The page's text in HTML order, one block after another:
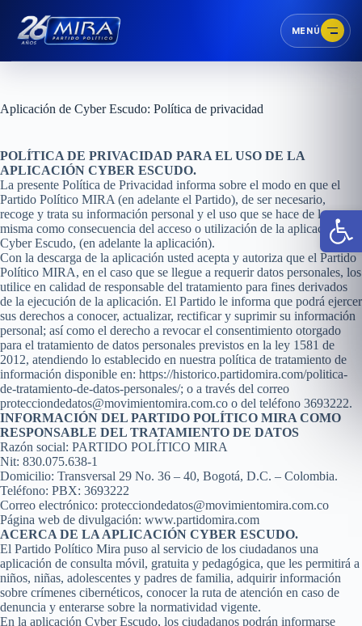
MENÚ
Aplicación de Cyber Escudo: Política de privacidad
POLÍTICA DE PRIVACIDAD PARA EL USO DE LA
APLICACIÓN CYBER ESCUDO.
La presente Política de Privacidad informa sobre el modo en que el
Partido Político MIRA (en adelante el Partido), de ser necesario,
recoge y trata su información personal y el uso que se hace de la
misma como consecuencia del acceso o utilización de la aplicación
Cyber Escudo, (en adelante la aplicación).
Con la descarga de la aplicación usted acepta y autoriza que el Partido
Político MIRA, en el caso que se llegue a requerir datos personales, los
utilice en calidad de responsable del tratamiento para fines derivados
de la ejecución de la aplicación. El Partido le informa que podrá ejercer
sus derechos a conocer, actualizar, rectificar y suprimir su información
personal; así como el derecho a revocar el consentimiento otorgado
para el tratamiento de datos personales previstos en la ley 1581 de
2012, atendiendo lo establecido en nuestra política de tratamiento de
información disponible en: https://historico.partidomira.com/politica-
de-tratamiento-de-datos-personales/; o a través del correo
protecciondedatos@movimientomira.com.co o del teléfono 3693222.
INFORMACIÓN DEL PARTIDO POLÍTICO MIRA COMO
RESPONSABLE DEL TRATAMIENTO DE DATOS
Razón social: PARTIDO POLÍTICO MIRA
Nit: 830.075.638-1
Domicilio: Transversal 29 No. 36 – 40, Bogotá, D.C. – Colombia.
Teléfono: PBX: 3693222
Correo electrónico: protecciondedatos@movimientomira.com.co
Página web de divulgación: www.partidomira.com
ACERCA DE LA APLICACIÓN CYBER ESCUDO.
El Partido Político Mira puso al servicio de los ciudadanos una
aplicación de consulta móvil, gratuita y pedagógica, que les permitirá a
niños, niñas, adolescentes y padres de familia, adquirir información
sobre crímenes cibernéticos, conocer la ruta de atención en caso de
denuncia y enterarse sobre la normatividad vigente.
En la aplicación Cyber Escudo, los ciudadanos podrán informarse